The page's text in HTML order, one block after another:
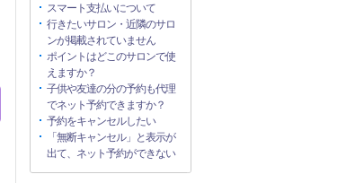
スマート支払いについて
行きたいサロン・近隣のサロ
ンが掲載されていません
ポイントはどこのサロンで使
えますか？
子供や友達の分の予約も代理
でネット予約できますか？
予約をキャンセルしたい
「無断キャンセル」と表示が
出て、ネット予約ができない